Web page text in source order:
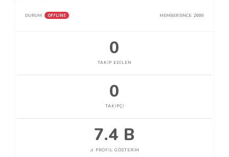
DURUM: OFFLINE MEMBER SINCE: 2009
0
TAKIP EDILEN
0
TAKIPÇI
7.4 B
PROFIL GÖSTERIM